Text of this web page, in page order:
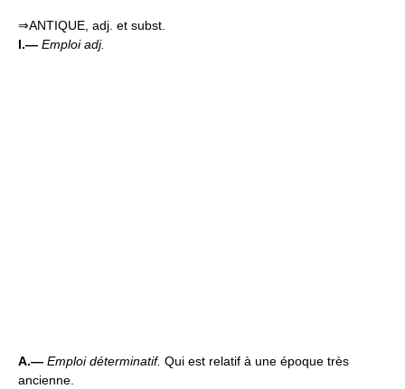
⇒ANTIQUE, adj. et subst.
I.— Emploi adj.
A.— Emploi déterminatif. Qui est relatif à une époque très
ancienne.